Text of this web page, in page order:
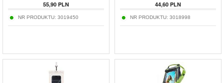
55,90 PLN
NR PRODUKTU: 3019450
44,60 PLN
NR PRODUKTU: 3018998